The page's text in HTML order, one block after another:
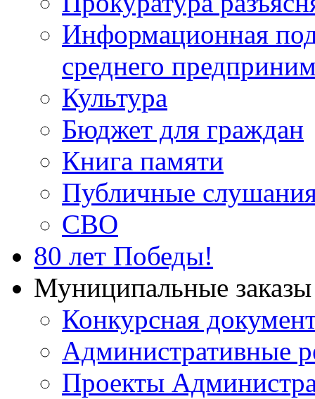
Информационная
среднего
Культура
Бюджет для граждан
Книга памяти
Публичные
СВО
80 лет Победы!
Муниципальные
Конкурсная
Административные
Проекты